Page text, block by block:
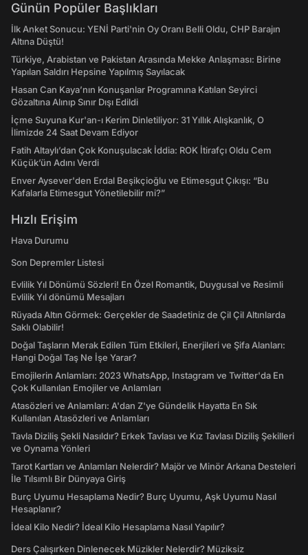
Günün Popüler Başlıkları
İlk Anket Sonucu: YENİ Parti'nin Oy Oranı Belli Oldu, CHP Barajın
Altına Düştü!
Türkiye, Arabistan ve Pakistan Arasında Mekke Anlaşması: Birine
Yapılan Saldırı Hepsine Yapılmış Sayılacak
Hasan Can Kaya’nın Konuşanlar Programına Katılan Seyirci
Gözaltına Alınıp Sınır Dışı Edildi
İçme Suyuna Kur'an-ı Kerim Dinletiliyor: 31 Yıllık Alışkanlık, O
İlimizde 24 Saat Devam Ediyor
Fatih Altaylı’dan Çok Konuşulacak İddia: ROK İtirafçı Oldu Cem
Küçük’ün Adını Verdi
Enver Aysever'den Erdal Beşikçioğlu ve Etimesgut Çıkışı: “Bu
Kafalarla Etimesgut Yönetilebilir mi?”
Hızlı Erişim
Hava Durumu
Son Depremler Listesi
Evlilik Yıl Dönümü Sözleri! En Özel Romantik, Duygusal ve Resimli
Evlilik Yıl dönümü Mesajları
Rüyada Altın Görmek: Gerçekler de Saadetiniz de Çil Çil Altınlarda
Saklı Olabilir!
Doğal Taşların Merak Edilen Tüm Etkileri, Enerjileri ve Şifa Alanları:
Hangi Doğal Taş Ne İşe Yarar?
Emojilerin Anlamları: 2023 WhatsApp, Instagram ve Twitter'da En
Çok Kullanılan Emojiler ve Anlamları
Atasözleri ve Anlamları: A'dan Z'ye Gündelik Hayatta En Sık
Kullanılan Atasözleri ve Anlamları
Tavla Diziliş Şekli Nasıldır? Erkek Tavlası ve Kız Tavlası Diziliş Şekilleri
ve Oynama Yönleri
Tarot Kartları ve Anlamları Nelerdir? Majör ve Minör Arkana Desteleri
İle Tılsımlı Bir Dünyaya Giriş
Burç Uyumu Hesaplama Nedir? Burç Uyumu, Aşk Uyumu Nasıl
Hesaplanır?
İdeal Kilo Nedir? İdeal Kilo Hesaplama Nasıl Yapılır?
Ders Çalışırken Dinlenecek Müzikler Nelerdir? Müziksiz